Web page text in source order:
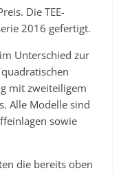
Die TEE-
2016 gefertigt.
Unterschied zur
mit zweiteiligem
Alle Modelle sind
sowie
die bereits oben